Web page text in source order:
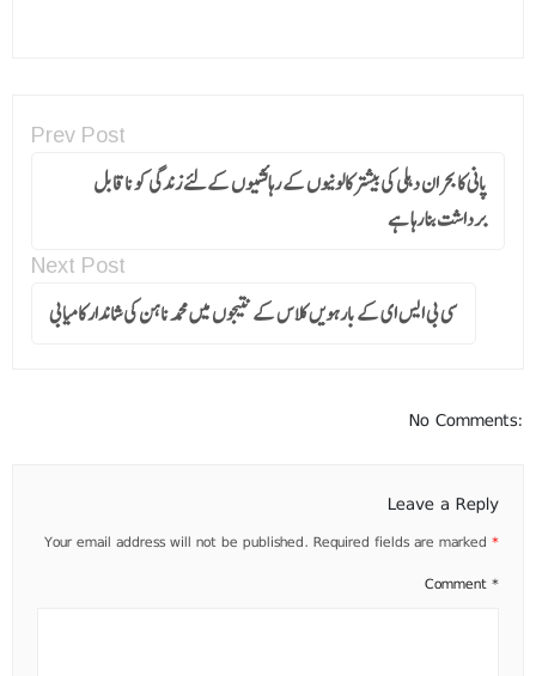
Prev Post
پانی کا بحران دہلی کی بیشتر کالونیوں کے رہائشیوں کےلئے زندگی کو ناقابل
برداشت بنا رہا ہے
Next Post
سی بی ایس ای کے بارہویں کلاس کے نتیجوں میں محمد ناہن کی شاندار کامیابی
No Comments:
Leave a Reply
Your email address will not be published. Required fields are marked *
Comment *